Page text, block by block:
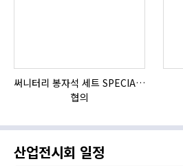
써니터리 봉자석 세트 SPECIAL , 봉자석 , 자석봉 , 호퍼용자석 , 전자석
협의
산업전시회 일정